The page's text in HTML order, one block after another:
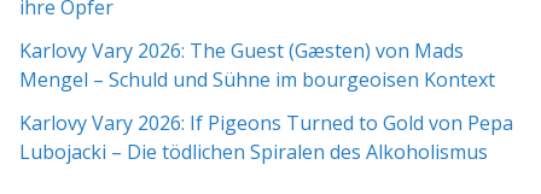
ihre Opfer
Karlovy Vary 2026: The Guest (Gæsten) von Mads
Mengel – Schuld und Sühne im bourgeoisen Kontext
Karlovy Vary 2026: If Pigeons Turned to Gold von Pepa
Lubojacki – Die tödlichen Spiralen des Alkoholismus